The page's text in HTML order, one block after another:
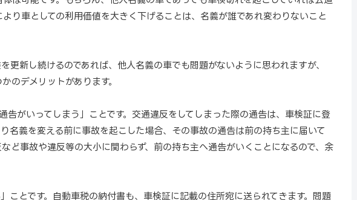
り車としての利用価値を大きく下げることは、名義が誰であれ変わりないこと
更新し続けるのであれば、他人名義の車でも問題がないように思われますが、
のデメリットがあります。
告がいってしまう」ことです。交通違反をしてしまった際の通告は、車検証に登
名義を変える前に事故を起こした場合、その事故の通告は前の持ち主に届いて
ど事故や違反等の大小に関わらず、前の持ち主へ通告がいくことになるので、余
ことです。自動車税の納付書も、車検証に記載の住所宛に送られてきます。問題